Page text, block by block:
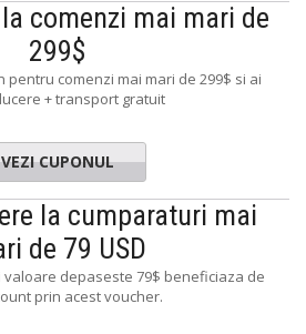
comenzi mai mari de
299$
pentru comenzi mai mari de 299$ si ai
+ transport gratuit
VEZI CUPONUL
la cumparaturi mai
de 79 USD
valoare depaseste 79$ beneficiaza de
prin acest voucher.